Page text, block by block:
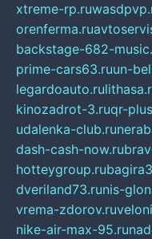
xtreme-rp.ru
orenferma.ru
backstage-682-
prime-cars63.ruun-
legardoauto.ru
kinozadrot-3.ruqr-
udalenka-club.ru
dash-cash-now.ru
hotteygroup.ru
dveriland73.runis-
vrema-zdorov.ru
nike-air-max-95.ru